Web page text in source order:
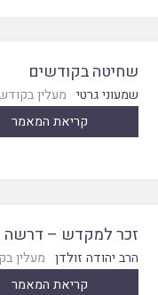
שחיטה בקודשים
שמעוני גרטי מעלין
קריאת המאמר
זכר למקדש – דרשה
הרב יהודה זולדן מעלין
קריאת המאמר